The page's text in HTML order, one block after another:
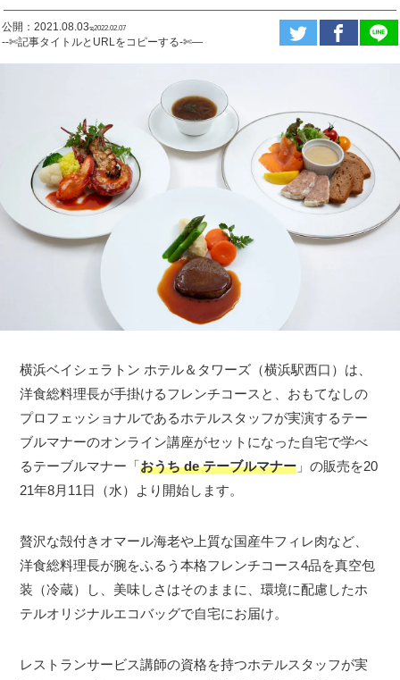
公開：2021.08.03ಇ2022.02.07
--✄記事タイトルとURLをコピーする-✄—
横浜ベイシェラトン ホテル＆タワーズ（横浜駅西口）は、
洋食総料理長が手掛けるフレンチコースと、おもてなしの
プロフェッショナルであるホテルスタッフが実演するテー
ブルマナーのオンライン講座がセットになった自宅で学べ
るテーブルマナー「おうち de テーブルマナー 」の販売を20
21年8月11日（水）より開始します。
贅沢な殻付きオマール海老や上質な国産牛フィレ肉など、
洋食総料理長が腕をふるう本格フレンチコース4品を真空包
装（冷蔵）し、美味しさはそのままに、環境に配慮したホ
テルオリジナルエコバッグで自宅にお届け。
レストランサービス講師の資格を持つホテルスタッフが実